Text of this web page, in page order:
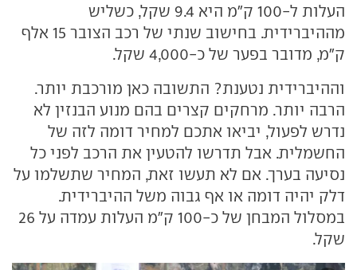
העלות ל-100 ק"מ היא 9.4 שקל, כשליש
מההיברידית. בחישוב שנתי של רכב הצובר 15 אלף
ק"מ, מדובר בפער של כ-4,000 שקל.
וההיברידית נטענת? התשובה כאן מורכבת יותר.
הרבה יותר. מרחקים קצרים בהם מנוע הבנזין לא
נדרש לפעול, יביאו אתכם למחיר דומה לזה של
החשמלית. אבל תדרשו להטעין את הרכב לפני כל
נסיעה בערך. אם לא תעשו זאת, המחיר שתשלמו על
דלק יהיה דומה או אף גבוה משל ההיברידית.
במסלול המבחן של כ-100 ק"מ העלות עמדה על 26
שקל.